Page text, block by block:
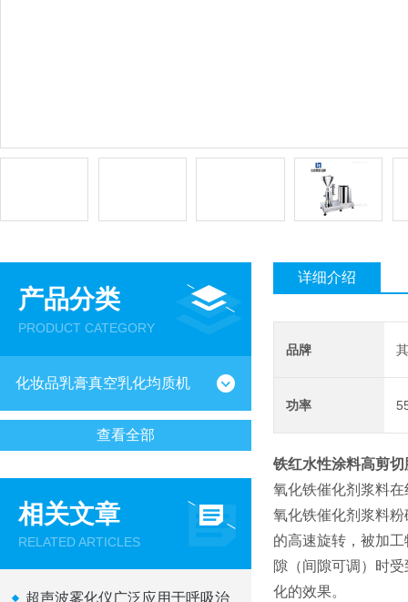
产品分类
PRODUCT CATEGORY
化妆品乳膏真空乳化均质机
查看全部
相关文章
RELATED ARTICLES
超声波雾化仪广泛应用于呼吸治
详细介绍
品牌
功率
铁红水性涂料高剪切
氧化铁催化剂浆料
氧化铁催化剂浆料
的高速旋转，被加
隙（间隙可调）时
化的效果。